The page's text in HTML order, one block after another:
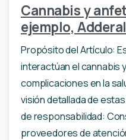
Cannabis y
ejemplo,
Propósito del Artículo:
interactúan el cannabis
complicaciones en la
visión detallada de
de responsabilidad:
proveedores de